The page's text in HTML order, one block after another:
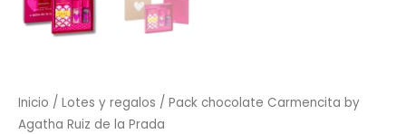
Inicio / Lotes y regalos / Pack chocolate Carmencita by
Agatha Ruiz de la Prada